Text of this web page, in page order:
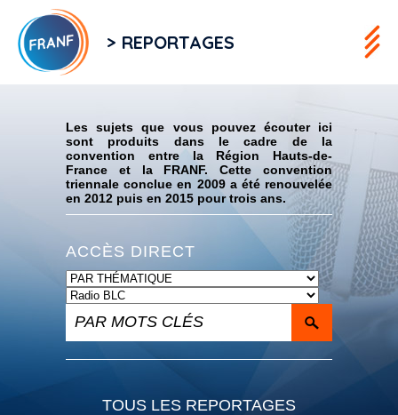
> REPORTAGES
Les sujets que vous pouvez écouter ici
sont produits dans le cadre de la
convention entre la Région Hauts-de-
France et la FRANF. Cette convention
triennale conclue en 2009 a été renouvelée
en 2012 puis en 2015 pour trois ans.
ACCÈS DIRECT
TOUS LES REPORTAGES